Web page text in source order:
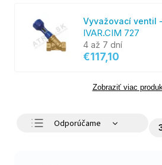
Vyvažovací ventil -
IVAR.CIM 727
4 až 7 dní
€117,10
Zobraziť viac
Odporúčame